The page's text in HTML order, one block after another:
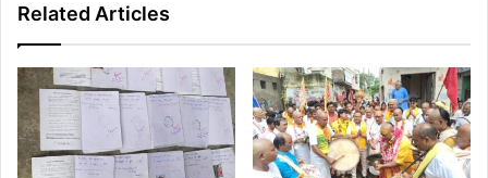
Related Articles